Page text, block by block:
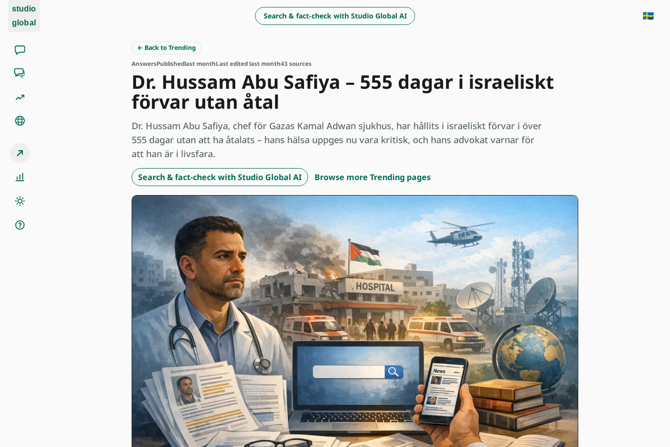
studio
global
Search & fact-check with Studio Global AI 🇸🇪
← Back to Trending
AnswersPublishedlast monthLast edited last month43 sources
Dr. Hussam Abu Safiya – 555 dagar i israeliskt
förvar utan åtal
Dr. Hussam Abu Safiya, chef för Gazas Kamal Adwan sjukhus, har hållits i israeliskt förvar i över
555 dagar utan att ha åtalats – hans hälsa uppges nu vara kritisk, och hans advokat varnar för
att han är i livsfara.
Search & fact-check with Studio Global AI Browse more Trending pages